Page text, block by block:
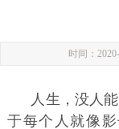
时间：
人生，没人
于每个人就像